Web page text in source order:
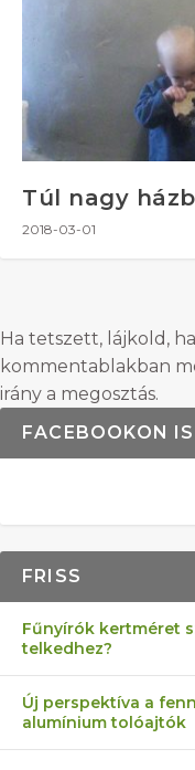
Túl nagy
2018-03-01
Ha tetszett, lájkold,
kommentablakban
irány a megosztás.
FACEBOOKON
FRISS
Fűnyírók kertméret
telkedhez?
Új perspektíva a
alumínium tolóajtók